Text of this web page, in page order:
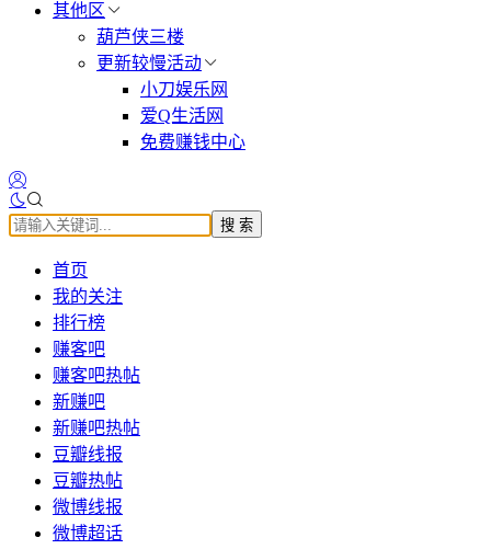
其他区
葫芦侠三楼
更新较慢活动
小刀娱乐网
爱Q生活网
免费赚钱中心
搜 索
首页
我的关注
排行榜
赚客吧
赚客吧热帖
新赚吧
新赚吧热帖
豆瓣线报
豆瓣热帖
微博线报
微博超话